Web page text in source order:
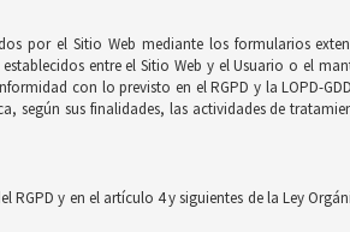
por el Sitio Web mediante los formularios
entre el Sitio Web y el Usuario o el
con lo previsto en el RGPD y la LOPD-
según sus finalidades, las actividades de
y en el artículo 4 y siguientes de la Ley